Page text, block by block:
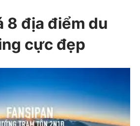
8 địa điểm du
cực đẹp